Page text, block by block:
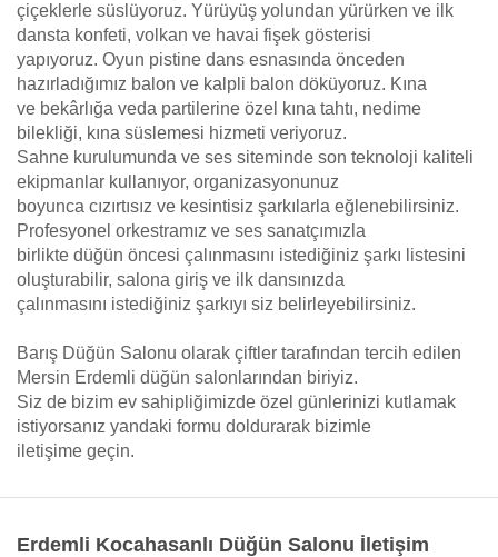
çiçeklerle süslüyoruz. Yürüyüş yolundan yürürken ve ilk
dansta konfeti, volkan ve havai fişek gösterisi
yapıyoruz. Oyun pistine dans esnasında önceden
hazırladığımız balon ve kalpli balon döküyoruz. Kına
ve bekârlığa veda partilerine özel kına tahtı, nedime
bilekliği, kına süslemesi hizmeti veriyoruz.
Sahne kurulumunda ve ses siteminde son teknoloji kaliteli
ekipmanlar kullanıyor, organizasyonunuz
boyunca cızırtısız ve kesintisiz şarkılarla eğlenebilirsiniz.
Profesyonel orkestramız ve ses sanatçımızla
birlikte düğün öncesi çalınmasını istediğiniz şarkı listesini
oluşturabilir, salona giriş ve ilk dansınızda
çalınmasını istediğiniz şarkıyı siz belirleyebilirsiniz.
Barış Düğün Salonu olarak çiftler tarafından tercih edilen
Mersin Erdemli düğün salonlarından biriyiz.
Siz de bizim ev sahipliğimizde özel günlerinizi kutlamak
istiyorsanız yandaki formu doldurarak bizimle
iletişime geçin.
Erdemli Kocahasanlı Düğün Salonu İletişim